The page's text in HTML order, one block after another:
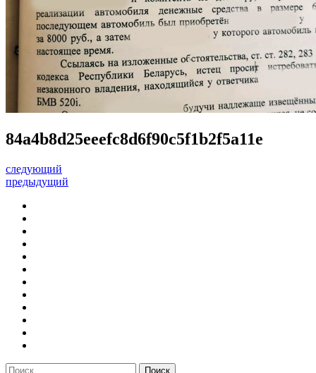
84a4b8d25eeefc8d6f90c5f1b2f5a11e
следующий
предыдущий